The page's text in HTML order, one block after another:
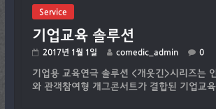
Service
기업교육 솔루션
2017년 1월 1일 comedic_admin 0
기업용 교육연극 솔루션 <개웃긴>시리즈는
와 관객참여형 개그콘서트가 결합된 기업교